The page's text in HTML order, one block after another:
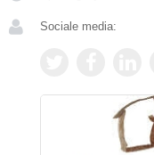
Sociale media: